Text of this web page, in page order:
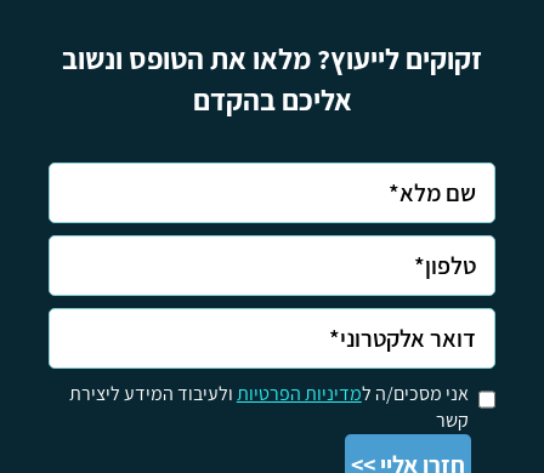
זקוקים לייעוץ? מלאו את הטופס ונשוב
אליכם בהקדם
אני מסכים/ה למדיניות הפרטיותולעיבוד המידע ליצירת
קשר